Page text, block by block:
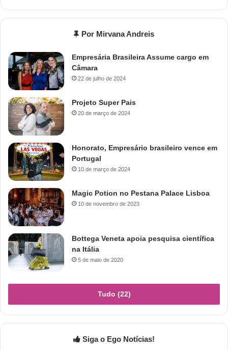
Por Mirvana Andreis
Empresária Brasileira Assume cargo em
Câmara
22 de julho de 2024
Projeto Super Pais
20 de março de 2024
Honorato, Empresário brasileiro vence em
Portugal
10 de março de 2024
Magic Potion no Pestana Palace Lisboa
10 de novembro de 2023
Bottega Veneta apoia pesquisa científica
na Itália
5 de maio de 2020
Tudo (22)
Siga o Ego Notícias!